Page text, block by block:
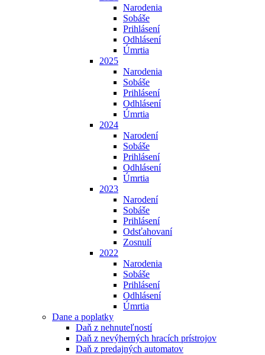
Narodenia
Sobáše
Prihlásení
Odhlásení
Úmrtia
2025
Narodenia
Sobáše
Prihlásení
Odhlásení
Úmrtia
2024
Narodení
Sobáše
Prihlásení
Odhlásení
Úmrtia
2023
Narodení
Sobáše
Prihlásení
Odsťahovaní
Zosnulí
2022
Narodenia
Sobáše
Prihlásení
Odhlásení
Úmrtia
Dane a poplatky
Daň z nehnuteľností
Daň z nevýherných hracích prístrojov
Daň z predajných automatov